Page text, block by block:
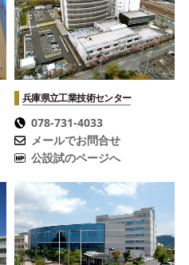
兵庫県立工業技術センター
078-731-4033
メールでお問合せ
公設試のページへ